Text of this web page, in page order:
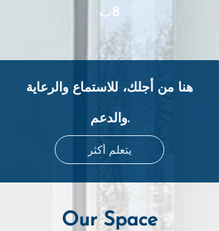
8ب
هنا من أجلك، للاستماع والرعاية
والدعم.
يتعلم أكثر
Our Space